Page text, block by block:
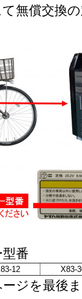
無償交換
番
12 X83-
ージを最後